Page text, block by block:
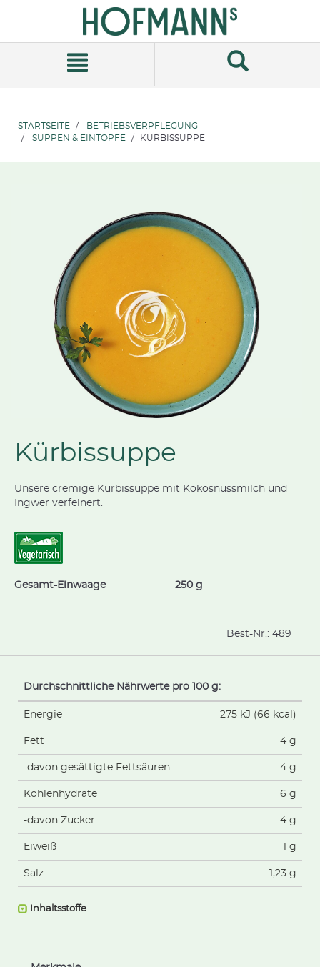
Navigationsmenü
STARTSEITE
BETRIEBSVERPFLEGUNG
SUPPEN & EINTÖPFE
KÜRBISSUPPE
Kürbissuppe
Unsere cremige Kürbissuppe mit Kokosnussmilch und
Ingwer verfeinert.
Gesamt-Einwaage 250 g
Best-Nr.: 489
Durchschnittliche Nährwerte pro 100 g:
Energie 275 kJ (66 kcal)
Fett 4 g
-davon gesättigte Fettsäuren 4 g
Kohlenhydrate 6 g
-davon Zucker 4 g
Eiweiß 1 g
Salz 1,23 g
Inhaltsstoffe